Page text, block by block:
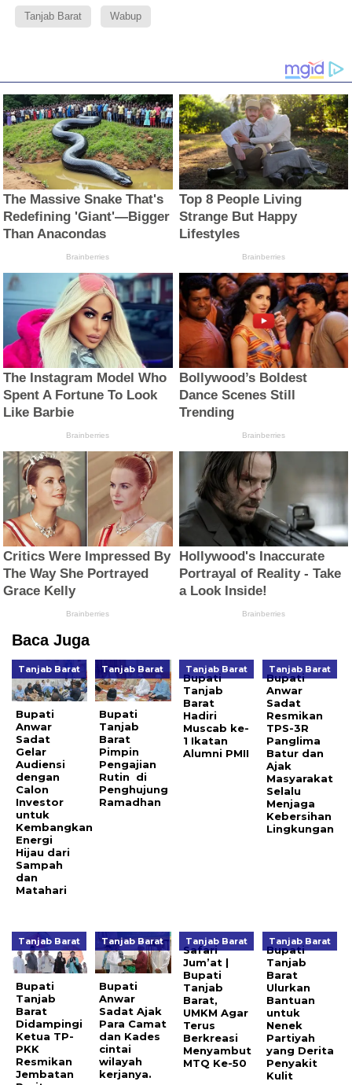
Tanjab Barat Wabup
Baca Juga
Tanjab Barat
Bupati
Anwar
Sadat
Gelar
Audiensi
dengan
Calon
Investor
untuk
Kembangkan
Energi
Hijau dari
Sampah
dan
Matahari
Tanjab Barat
Bupati
Tanjab
Barat
Pimpin
Pengajian
Rutin di
Penghujung
Ramadhan
Tanjab Barat
Bupati
Tanjab
Barat
Hadiri
Muscab ke-
1 Ikatan
Alumni PMII
Tanjab Barat
Bupati
Anwar
Sadat
Resmikan
TPS-3R
Panglima
Batur dan
Ajak
Masyarakat
Selalu
Menjaga
Kebersihan
Lingkungan
Tanjab Barat
Bupati
Tanjab
Barat
Didampingi
Ketua TP-
PKK
Resmikan
Jembatan
Tanjab Barat
Bupati
Anwar
Sadat Ajak
Para Camat
dan Kades
cintai
wilayah
kerjanya.
Tanjab Barat
Safari
Jum’at |
Bupati
Tanjab
Barat,
UMKM Agar
Terus
Berkreasi
Menyambut
MTQ Ke-50
Tanjab Barat
Bupati
Tanjab
Barat
Ulurkan
Bantuan
untuk
Nenek
Partiyah
yang Derita
Penyakit
Kulit